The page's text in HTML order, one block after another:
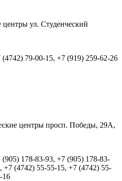
центры ул. Студенческий
79-00-15, +7 (919) 259-62-26
центры просп. Победы, 29А,
178-83-93, +7 (905) 178-83-
+7 (4742) 55-55-15, +7 (4742) 55-
16